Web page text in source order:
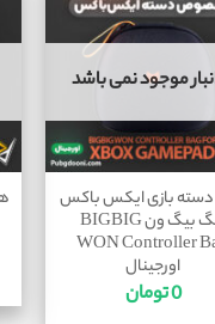
موجود نمی باشد
بازی ایکس باکس
بیگ بیگ ون BIGBIG
WON Controller
اورجینال
0تومان